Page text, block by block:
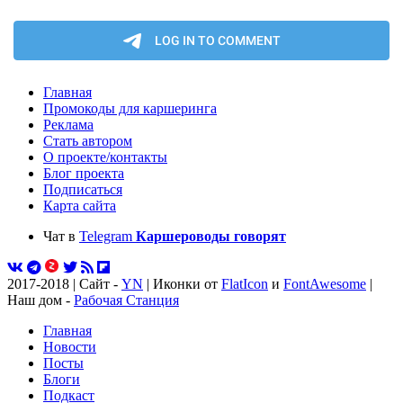
Главная
Промокоды для каршеринга
Реклама
Стать автором
О проекте/контакты
Блог проекта
Подписаться
Карта сайта
Чат в Telegram Каршероводы говорят
2017-2018 | Сайт - YN | Иконки от FlatIcon и FontAwesome |
Наш дом - Рабочая Станция
Главная
Новости
Посты
Блоги
Подкаст